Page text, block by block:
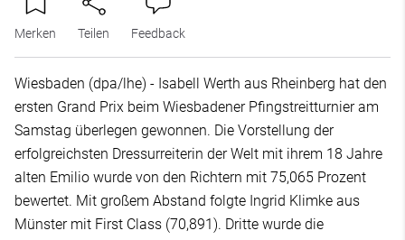
Merken Teilen Feedback
Wiesbaden (dpa/lhe) - Isabell Werth aus Rheinberg hat den
ersten Grand Prix beim Wiesbadener Pfingstreitturnier am
Samstag überlegen gewonnen. Die Vorstellung der
erfolgreichsten Dressurreiterin der Welt mit ihrem 18 Jahre
alten Emilio wurde von den Richtern mit 75,065 Prozent
bewertet. Mit großem Abstand folgte Ingrid Klimke aus
Münster mit First Class (70,891). Dritte wurde die